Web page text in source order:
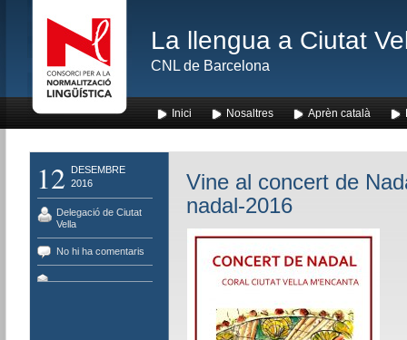
La llengua a Ciutat
CNL de Barcelona
Inici Nosaltres Aprèn català
12
DESEMBRE
2016
Delegació de Ciutat
Vella
No hi ha comentaris
Vine al concert de
nadal-2016